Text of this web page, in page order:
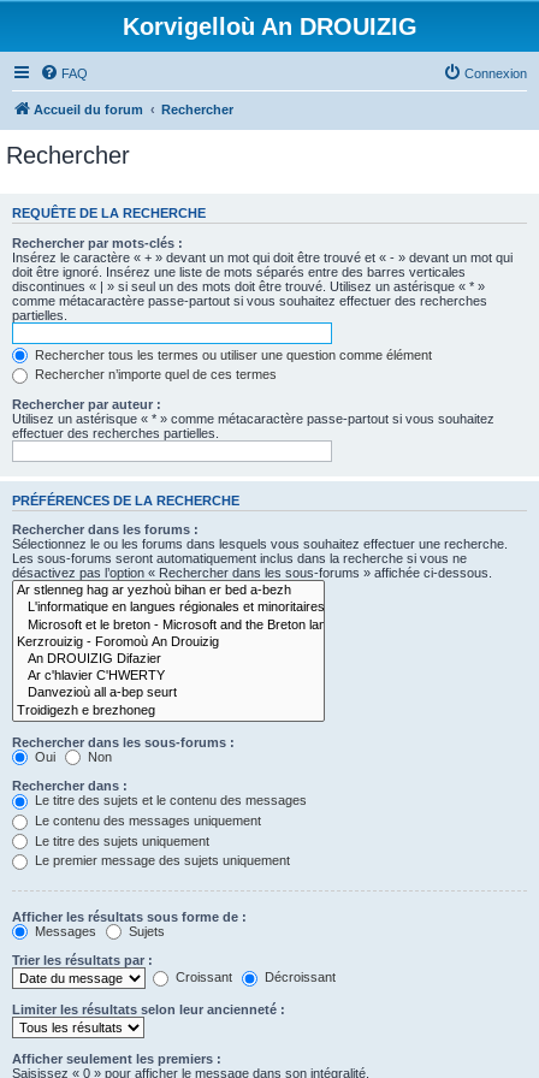
Korvigelloù An DROUIZIG
FAQ Connexion
Accueil du forum Rechercher
Rechercher
REQUÊTE DE LA RECHERCHE
Rechercher par mots-clés :
Insérez le caractère « + » devant un mot qui doit être trouvé et « - » devant un mot qui
doit être ignoré. Insérez une liste de mots séparés entre des barres verticales
discontinues « | » si seul un des mots doit être trouvé. Utilisez un astérisque « * »
comme métacaractère passe-partout si vous souhaitez effectuer des recherches
partielles.
Rechercher tous les termes ou utiliser une question comme élément
Rechercher n’importe quel de ces termes
Rechercher par auteur :
Utilisez un astérisque « * » comme métacaractère passe-partout si vous souhaitez
effectuer des recherches partielles.
PRÉFÉRENCES DE LA RECHERCHE
Rechercher dans les forums :
Sélectionnez le ou les forums dans lesquels vous souhaitez effectuer une recherche.
Les sous-forums seront automatiquement inclus dans la recherche si vous ne
désactivez pas l’option « Rechercher dans les sous-forums » affichée ci-dessous.
Rechercher dans les sous-forums :
Oui
Non
Rechercher dans :
Le titre des sujets et le contenu des messages
Le contenu des messages uniquement
Le titre des sujets uniquement
Le premier message des sujets uniquement
Afficher les résultats sous forme de :
Messages
Sujets
Trier les résultats par :
Croissant
Décroissant
Limiter les résultats selon leur ancienneté :
Afficher seulement les premiers :
Saisissez « 0 » pour afficher le message dans son intégralité.